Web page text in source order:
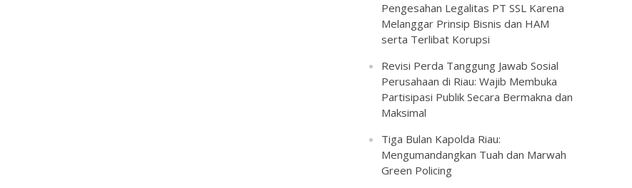
Pengesahan Legalitas PT SSL Karena
Melanggar Prinsip Bisnis dan HAM
serta Terlibat Korupsi
Revisi Perda Tanggung Jawab Sosial
Perusahaan di Riau: Wajib Membuka
Partisipasi Publik Secara Bermakna dan
Maksimal
Tiga Bulan Kapolda Riau:
Mengumandangkan Tuah dan Marwah
Green Policing